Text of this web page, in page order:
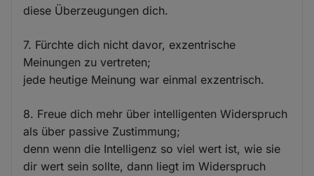
diese Überzeugungen dich.
7. Fürchte dich nicht davor, exzentrische
Meinungen zu vertreten;
jede heutige Meinung war einmal exzentrisch.
8. Freue dich mehr über intelligenten Widerspruch
als über passive Zustimmung;
denn wenn die Intelligenz so viel wert ist, wie sie
dir wert sein sollte, dann liegt im Widerspruch